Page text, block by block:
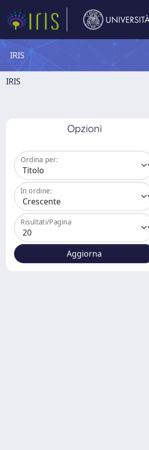
IRIS
IRIS
Opzioni
Ordina per:
In ordine:
Risultati/Pagina